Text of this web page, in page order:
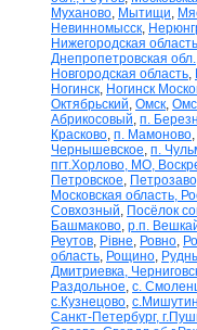
Муханово, Мытищи,
Невинномысск,
Нижегородская
Днепропетровская обл.
Новгородская область,
Ногинск, Ногинск
Октябрьский, Омск,
Абрикосовый, п.
Красково, п. Мамоново,
Чернышевское, п.
пгт.Хорлово, МО,
Петровское,
Московская область,
Совхозный, Посёлок
Башмаково, р.п.
Реутов, Рівне, Ровно,
область, Рощино,
Дмитриевка,
Раздольное, с.
с.Кузнецово,
Санкт-Петербург,